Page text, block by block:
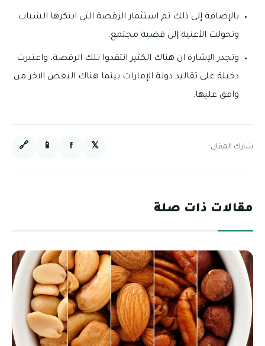
بالإضافة إلى ذلك تم استثمار الرقصة التي ابتكرها الشباب
وتحولت الأغنية إلى قضية مجتمع.
وتجدر الإشارة ان هناك الكثير انتقدوا تلك الرقصة، واعتبرت
دخيلة على تقاليد دولة الإمارات بينما هناك البعض الاخر من
وافق عليها.
شارك المقال: 𝕏
f
📱
🔗
مقالات ذات صلة